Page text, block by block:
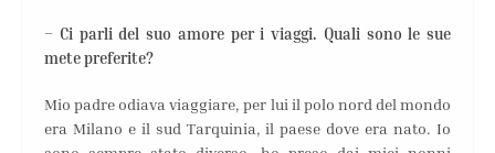
– Ci parli del suo amore per i viaggi. Quali sono le sue
mete preferite?
Mio padre odiava viaggiare, per lui il polo nord del mondo
era Milano e il sud Tarquinia, il paese dove era nato. Io